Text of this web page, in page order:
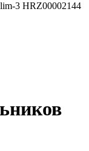
3 HRZ00002144